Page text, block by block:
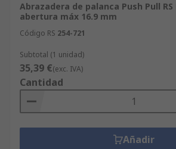
Abrazadera de palanca Push Pull RS
abertura máx 16.9 mm
Código RS 254-721
Subtotal (1 unidad)
35,39 €(exc. IVA)
Cantidad
Añadir